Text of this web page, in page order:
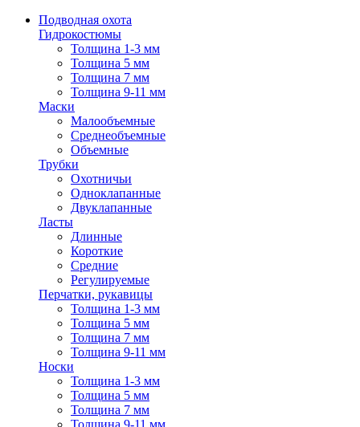
Подводная охота
Гидрокостюмы
Толщина 1-3 мм
Толщина 5 мм
Толщина 7 мм
Толщина 9-11 мм
Маски
Малообъемные
Среднеобъемные
Объемные
Трубки
Охотничьи
Одноклапанные
Двуклапанные
Ласты
Длинные
Короткие
Средние
Регулируемые
Перчатки, рукавицы
Толщина 1-3 мм
Толщина 5 мм
Толщина 7 мм
Толщина 9-11 мм
Носки
Толщина 1-3 мм
Толщина 5 мм
Толщина 7 мм
Толщина 9-11 мм